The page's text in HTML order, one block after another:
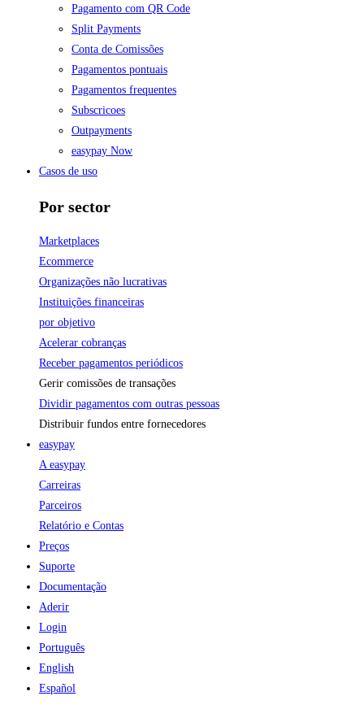
Pagamento com QR Code
Split Payments
Conta de Comissões
Pagamentos pontuais
Pagamentos frequentes
Subscricoes
Outpayments
easypay Now
Casos de uso
Por sector
Marketplaces
Ecommerce
Organizações não lucrativas
Instituições financeiras
por objetivo
Acelerar cobranças
Receber pagamentos periódicos
Gerir comissões de transações
Dividir pagamentos com outras pessoas
Distribuir fundos entre fornecedores
easypay
A easypay
Carreiras
Parceiros
Relatório e Contas
Preços
Suporte
Documentação
Aderir
Login
Português
English
Español